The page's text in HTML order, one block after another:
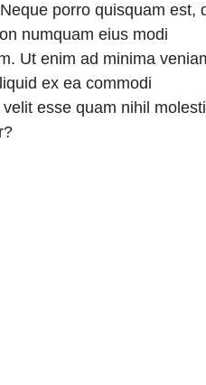
porro quisquam est,
numquam eius modi
Ut enim ad minima
ex ea commodi
esse quam nihil